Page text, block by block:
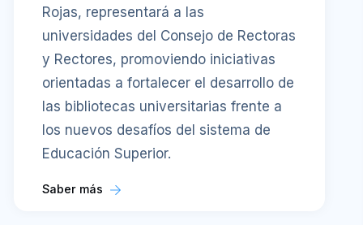
Rojas, representará a las
universidades del Consejo de Rectoras
y Rectores, promoviendo iniciativas
orientadas a fortalecer el desarrollo de
las bibliotecas universitarias frente a
los nuevos desafíos del sistema de
Educación Superior.
Saber más